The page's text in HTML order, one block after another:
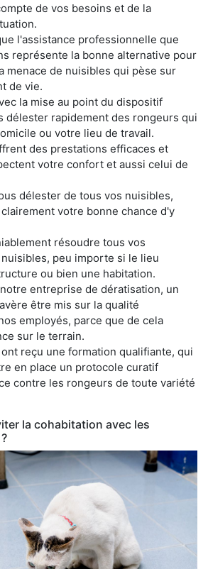
de vos besoins et de la
l'assistance professionnelle que
représente la bonne alternative pour
menace de nuisibles qui pèse sur
de vie.
la mise au point du dispositif
délester rapidement des rongeurs qui
ou votre lieu de travail.
des prestations efficaces et
votre confort et aussi celui de
délester de tous vos nuisibles,
votre bonne chance d'y
résoudre tous vos
peu importe si le lieu
ou bien une habitation.
entreprise de dératisation, un
être mis sur la qualité
employés, parce que de cela
sur le terrain.
reçu une formation qualifiante, qui
en place un protocole curatif
contre les rongeurs de toute variété
la cohabitation avec les